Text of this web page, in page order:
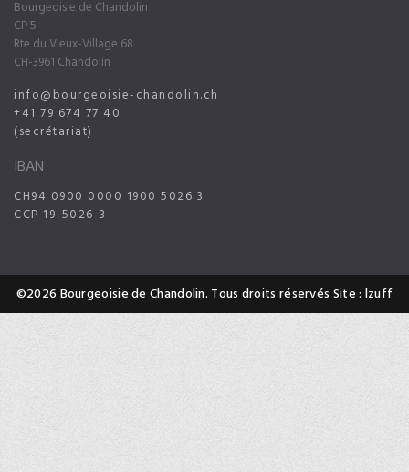
Bourgeoisie de Chandolin
CP 5
Rte du Vieux-Village 68
CH-3961 Chandolin
info@bourgeoisie-chandolin.ch
+41 79 674 77 40
(secrétariat)
IBAN
CH94 0900 0000 1900 5026 3
CCP 19-5026-3
©2026 Bourgeoisie de Chandolin. Tous droits réservés Site : lzuff